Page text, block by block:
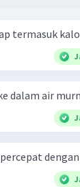
termasuk
dalam air
dengan